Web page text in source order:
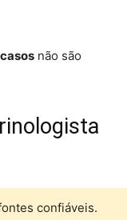
não são
confiáveis.